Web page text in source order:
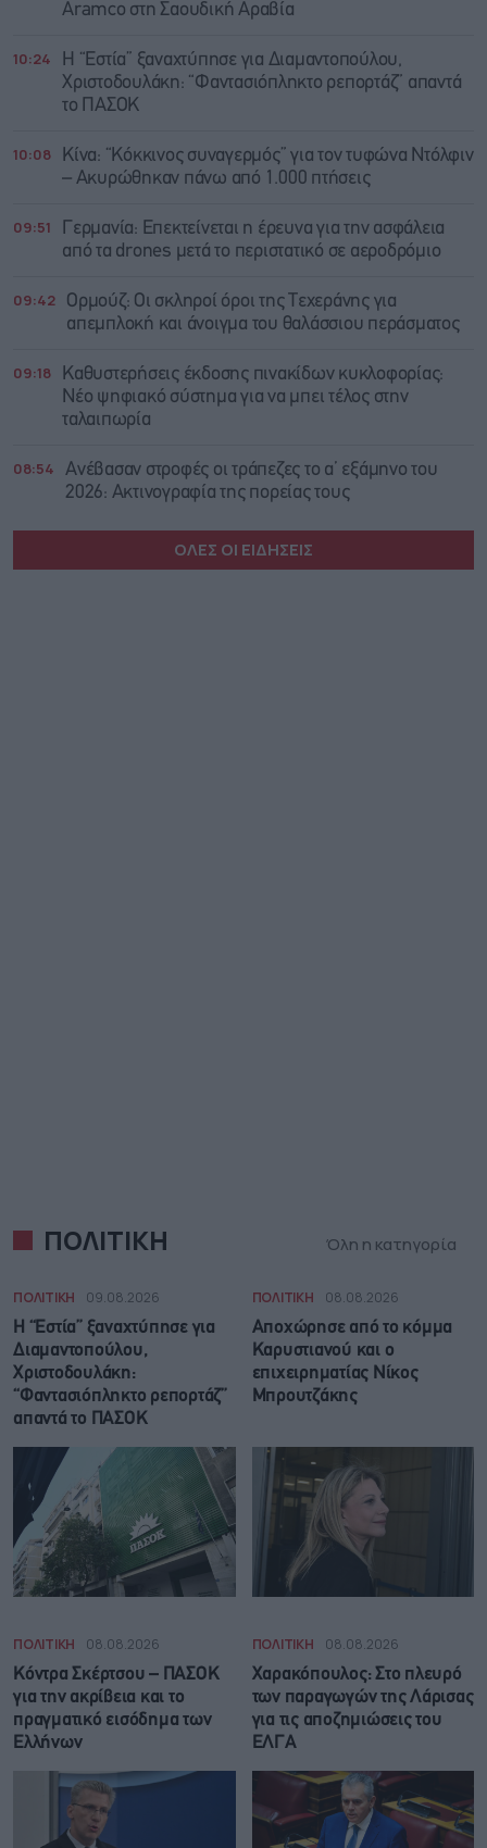
Aramco στη Σαουδική Αραβία
10:24
Η “Εστία” ξαναχτύπησε για Διαμαντοπούλου,
Χριστοδουλάκη: “Φαντασιόπληκτο ρεπορτάζ” απαντά
το ΠΑΣΟΚ
10:08
Κίνα: “Κόκκινος συναγερμός” για τον τυφώνα Ντόλφιν
– Ακυρώθηκαν πάνω από 1.000 πτήσεις
09:51
Γερμανία: Επεκτείνεται η έρευνα για την ασφάλεια
από τα drones μετά το περιστατικό σε αεροδρόμιο
09:42
Ορμούζ: Οι σκληροί όροι της Τεχεράνης για
απεμπλοκή και άνοιγμα του θαλάσσιου περάσματος
09:18
Καθυστερήσεις έκδοσης πινακίδων κυκλοφορίας:
Νέο ψηφιακό σύστημα για να μπει τέλος στην
ταλαιπωρία
08:54
Ανέβασαν στροφές οι τράπεζες το α’ εξάμηνο του
2026: Ακτινογραφία της πορείας τους
ΟΛΕΣ ΟΙ ΕΙΔΗΣΕΙΣ
ΠΟΛΙΤΙΚΗ Όλη η κατηγορία
ΠΟΛΙΤΙΚΗ 09.08.2026
Η “Εστία” ξαναχτύπησε για
Διαμαντοπούλου,
Χριστοδουλάκη:
“Φαντασιόπληκτο ρεπορτάζ”
απαντά το ΠΑΣΟΚ
ΠΟΛΙΤΙΚΗ 08.08.2026
Αποχώρησε από το κόμμα
Καρυστιανού και ο
επιχειρηματίας Νίκος
Μπρουτζάκης
ΠΟΛΙΤΙΚΗ 08.08.2026
Κόντρα Σκέρτσου – ΠΑΣΟΚ
για την ακρίβεια και το
πραγματικό εισόδημα των
Ελλήνων
ΠΟΛΙΤΙΚΗ 08.08.2026
Χαρακόπουλος: Στο πλευρό
των παραγωγών της Λάρισας
για τις αποζημιώσεις του
ΕΛΓΑ